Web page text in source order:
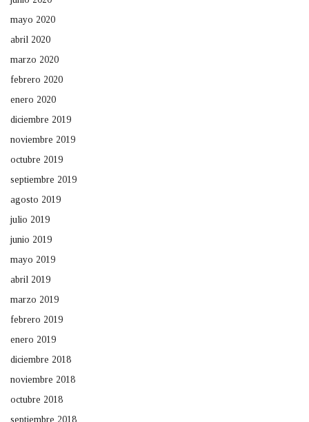
mayo 2020
abril 2020
marzo 2020
febrero 2020
enero 2020
diciembre 2019
noviembre 2019
octubre 2019
septiembre 2019
agosto 2019
julio 2019
junio 2019
mayo 2019
abril 2019
marzo 2019
febrero 2019
enero 2019
diciembre 2018
noviembre 2018
octubre 2018
septiembre 2018